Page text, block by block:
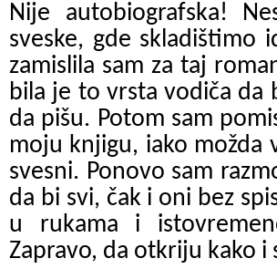
Nije autobiografska!
sveske, gde skladištimo
zamislila sam za taj
bila je to vrsta vodiča da
da pišu. Potom sam
moju knjigu, iako možda
svesni. Ponovo sam
da bi svi, čak i oni bez
u rukama i
Zapravo, da otkriju kako i